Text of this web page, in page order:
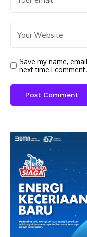
Save my name,
next time I comment.